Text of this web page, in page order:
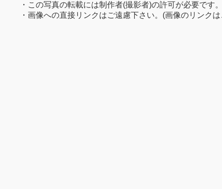
・この写真の転載には制作者(撮影者)の許可が必要です
・画像への直接リンクはご遠慮下さい。(画像のリンク